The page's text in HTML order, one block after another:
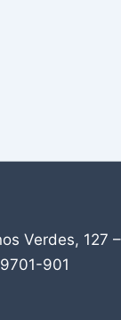
Verdes, 127 –
901